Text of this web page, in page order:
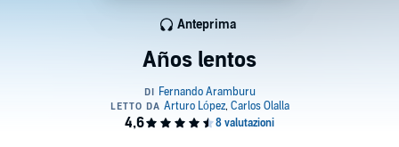
Años lentos
Anteprima